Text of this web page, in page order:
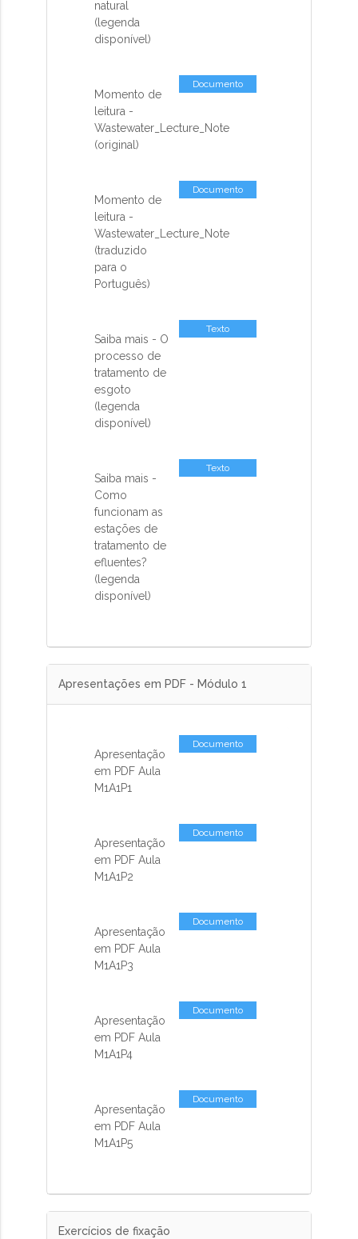
natural
(legenda
disponível)
Momento de
leitura -
Wastewater_Lecture_Note
(original)
Documento
Momento de
leitura -
Wastewater_Lecture_Note
(traduzido
para o
Português)
Documento
Saiba mais - O
processo de
tratamento de
esgoto
(legenda
disponível)
Texto
Saiba mais -
Como
funcionam as
estações de
tratamento de
efluentes?
(legenda
disponível)
Texto
Apresentações em PDF - Módulo 1
Apresentação
em PDF Aula
M1A1P1
Documento
Apresentação
em PDF Aula
M1A1P2
Documento
Apresentação
em PDF Aula
M1A1P3
Documento
Apresentação
em PDF Aula
M1A1P4
Documento
Apresentação
em PDF Aula
M1A1P5
Documento
Exercícios de fixação